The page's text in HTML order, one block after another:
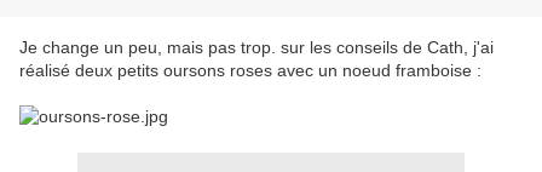
Je change un peu, mais pas trop. sur les conseils de Cath, j'ai
réalisé deux petits oursons roses avec un noeud framboise :